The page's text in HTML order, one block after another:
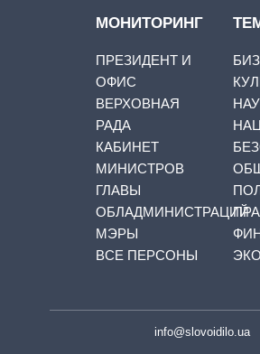
МОНИТОРИНГ
ПРЕЗИДЕНТ И
ОФИС
ВЕРХОВНАЯ
РАДА
КАБИНЕТ
МИНИСТРОВ
ГЛАВЫ
ОБЛАДМИНИСТРАЦИЙ
МЭРЫ
ВСЕ ПЕРСОНЫ
info@slovoidilo.ua